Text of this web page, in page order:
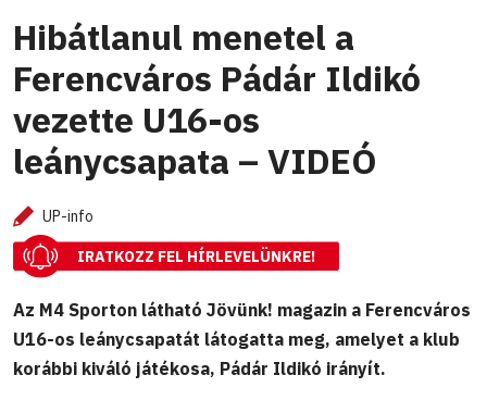
Hibátlanul menetel a
Ferencváros Pádár Ildikó
vezette U16-os
leánycsapata – VIDEÓ
UP-info
IRATKOZZ FEL HÍRLEVELÜNKRE!
Az M4 Sporton látható Jövünk! magazin a Ferencváros
U16-os leánycsapatát látogatta meg, amelyet a klub
korábbi kiváló játékosa, Pádár Ildikó irányít.